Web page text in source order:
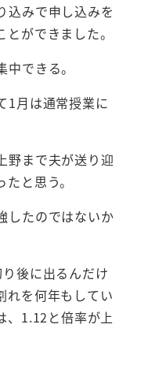
込みで申し込みを
ができました。
できる。
1月は通常授業に
野まで夫が送り迎
と思う。
したのではないか
後に出るんだけ
れを何年もしてい
、1.12と倍率が上